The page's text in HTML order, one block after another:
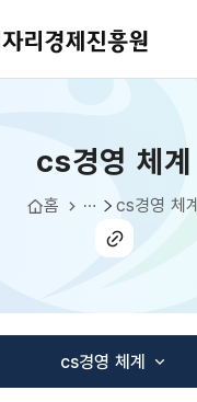
경제진흥원
cs경영 체계
홈
진흥원소개
지속가능경영
고객만족경영cs경영 체계
cs경영 체계